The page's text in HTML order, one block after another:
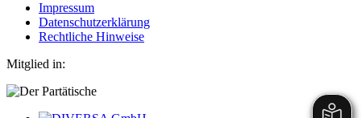
Impressum
Datenschutzerklärung
Rechtliche Hinweise
Mitglied in: